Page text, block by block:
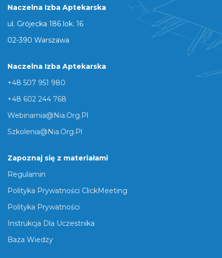
Naczelna Izba Aptekarska
ul. Grójecka 186 lok. 16
02-390 Warszawa
Naczelna Izba Aptekarska
+48 507 951 980
+48 602 244 768
Webinarnia@nia.org.pl
Szkolenia@nia.org.pl
Zapoznaj się z materiałami
Regulamin
Polityka Prywatności ClickMeeting
Polityka Prywatności
Instrukcja Dla Uczestnika
Baza Wiedzy